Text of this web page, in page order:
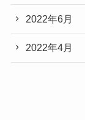
2022年6月
2022年4月